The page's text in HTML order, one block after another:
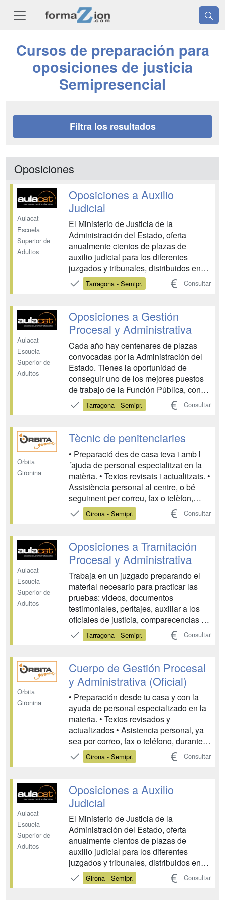
Cursos de preparación para
oposiciones de justicia
Semipresencial
Filtra los resultados
Oposiciones
Aulacat
Escuela
Superior de
Adultos
Oposiciones a Auxilio
Judicial
El Ministerio de Justicia de la
Administración del Estado, oferta
anualmente cientos de plazas de
auxilio judicial para los diferentes
juzgados y tribunales, distribuidos en
todas las comunidades autónomas.
Trabajarás en la revisión de las
Justicia, en la guardia y custodia de las
salas y de su material, y otra tare...
Tarragona - Semipr. Consultar
Aulacat
Escuela
Superior de
Adultos
Oposiciones a Gestión
Procesal y Administrativa
Cada año hay centenares de plazas
convocadas por la Administración del
Estado. Tienes la oportunidad de
conseguir uno de los mejores puestos
de trabajo de la Función Pública, con
unas condiciones laborales únicas: -
Seguridad en el puesto de trabajo (fijo y
continúa. - Salario aproximado de 2000
€/mes. -...
Tarragona - Semipr. Consultar
Orbita
Gironina
Tècnic de penitenciaries
• Preparació des de casa teva i amb l
´ajuda de personal especialitzat en la
matèria. • Textos revisats i actualitzats. •
Assistència personal al centre, o bé
seguiment per correu, fax o telèfon,
durant tot el període de formació,
resolent tots els dubtes que puguin
´autoavaluacions que permeten segu...
Girona - Semipr. Consultar
Aulacat
Escuela
Superior de
Adultos
Oposiciones a Tramitación
Procesal y Administrativa
Trabaja en un juzgado preparando el
material necesario para practicar las
pruebas: videos, documentos
testimoniales, peritajes, auxiliar a los
oficiales de justicia, comparecencias y
declaraciones a los testigos y las partes
del proceso. Corresponde al Cuerpo de
colaborar con la actividad procesal de
nivel s...
Tarragona - Semipr. Consultar
Orbita
Gironina
Cuerpo de Gestión Procesal
y Administrativa (Oficial)
• Preparación desde tu casa y con la
ayuda de personal especializado en la
materia. • Textos revisados y
actualizados • Asistencia personal, ya
sea por correo, fax o teléfono, durante
todo el periodo que duren los estudios,
resolviendo todas las dudas que
Cada unidad didáctica dispone de auto-
evaluacione...
Girona - Semipr. Consultar
Aulacat
Escuela
Superior de
Adultos
Oposiciones a Auxilio
Judicial
El Ministerio de Justicia de la
Administración del Estado, oferta
anualmente cientos de plazas de
auxilio judicial para los diferentes
juzgados y tribunales, distribuidos en
todas las comunidades autónomas.
Trabajarás en la revisión de las
Girona - Semipr. Consultar